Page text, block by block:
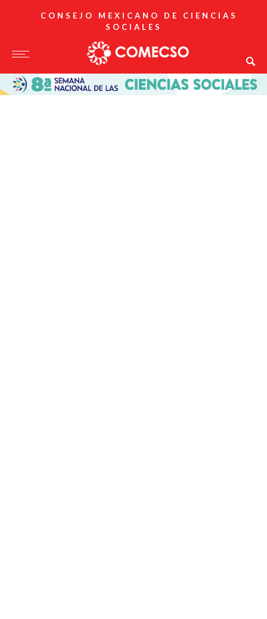
CONSEJO MEXICANO DE CIENCIAS
SOCIALES